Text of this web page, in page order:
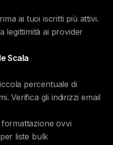
ai tuoi iscritti più attivi.
legittimità ai provider
Scala
percentuale di
Verifica gli indirizzi email
ovvi
liste bulk